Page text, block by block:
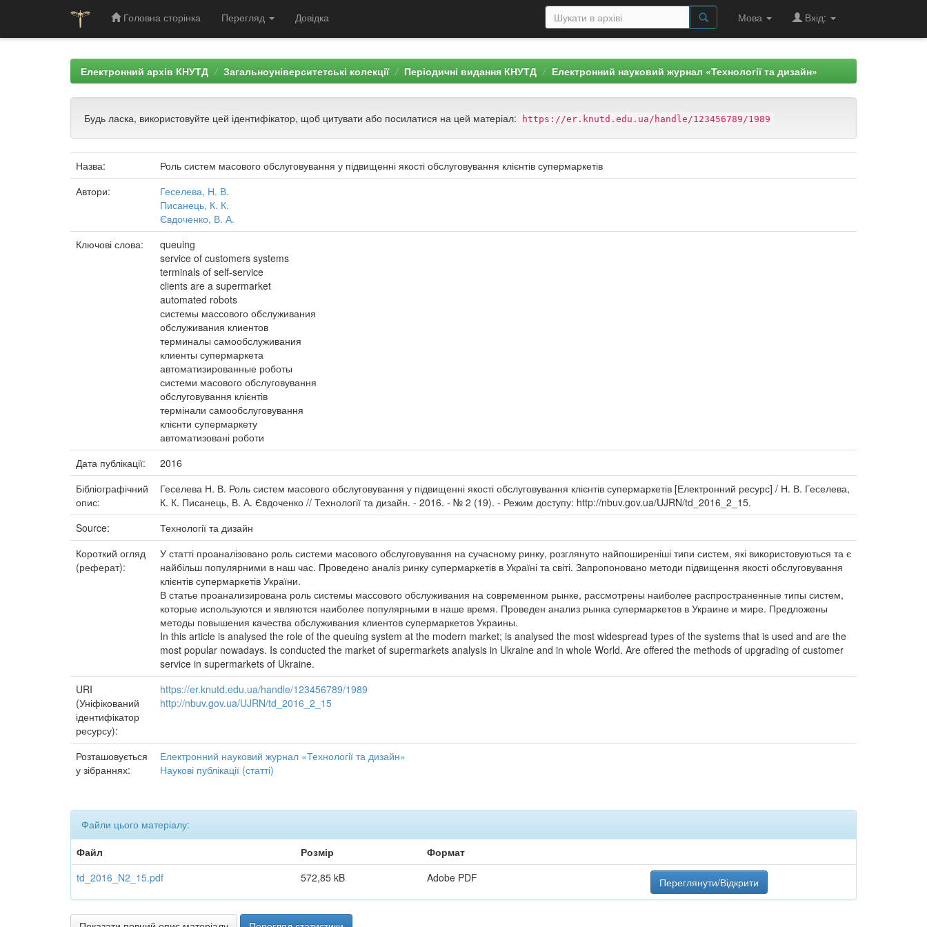
Головна сторінка Перегляд Довідка Мова Вхід:
Електронний архів КНУТД Загальноуніверситетські колекції Періодичні видання КНУТД Електронний науковий журнал «Технології та дизайн»
Будь ласка, використовуйте цей ідентифікатор, щоб цитувати або посилатися на цей матеріал: https://er.knutd.edu.ua/handle/123456789/1989
Назва:
Роль систем масового обслуговування у підвищенні якості обслуговування клієнтів супермаркетів
Автори:
Геселева, Н. В.
Писанець, К. К.
Євдоченко, В. А.
Ключові слова:
queuing
service of customers systems
terminals of self-service
clients are a supermarket
automated robots
системы массового обслуживания
обслуживания клиентов
терминалы самообслуживания
клиенты супермаркета
автоматизированные роботы
системи масового обслуговування
обслуговування клієнтів
термінали самообслуговування
клієнти супермаркету
автоматизовані роботи
Дата публікації:
2016
Бібліографічний
опис:
Геселева Н. В. Роль систем масового обслуговування у підвищенні якості обслуговування клієнтів супермаркетів [Електронний ресурс] / Н. В. Геселева,
К. К. Писанець, В. А. Євдоченко // Технології та дизайн. - 2016. - № 2 (19). - Режим доступу: http://nbuv.gov.ua/UJRN/td_2016_2_15.
Source:
Технології та дизайн
Короткий огляд
(реферат):
У статті проаналізовано роль системи масового обслуговування на сучасному ринку, розглянуто найпоширеніші типи систем, які використовуються та є
найбільш популярними в наш час. Проведено аналіз ринку супермаркетів в Україні та світі. Запропоновано методи підвищення якості обслуговування
клієнтів супермаркетів України.
В статье проанализирована роль системы массового обслуживания на современном рынке, рассмотрены наиболее распространенные типы систем,
которые используются и являются наиболее популярными в наше время. Проведен анализ рынка супермаркетов в Украине и мире. Предложены
методы повышения качества обслуживания клиентов супермаркетов Украины.
In this article is analysed the role of the queuing system at the modern market; is analysed the most widespread types of the systems that is used and are the
most popular nowadays. Is conducted the market of supermarkets analysis in Ukraine and in whole World. Are offered the methods of upgrading of customer
service in supermarkets of Ukraine.
URI
(Уніфікований
ідентифікатор
ресурсу):
https://er.knutd.edu.ua/handle/123456789/1989
http://nbuv.gov.ua/UJRN/td_2016_2_15
Розташовується
у зібраннях:
Електронний науковий журнал «Технології та дизайн»
Наукові публікації (статті)
Файли цього матеріалу:
Файл
Розмір
Формат
td_2016_N2_15.pdf
572,85 kB Adobe PDF Переглянути/Відкрити